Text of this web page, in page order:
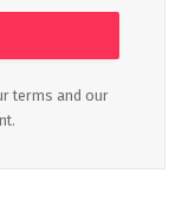
terms and our